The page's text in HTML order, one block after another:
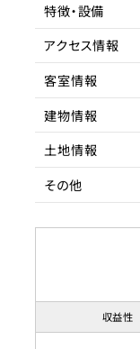
稼働率
サービス
特徴・設備
駅近
アクセス情報
所在地
アクセス
駅までの距離
客室情報
客室数
延床面積
収容人数
建物情報
建物構造
階数
築年数
土地情報
土地権利
土地面積
用途地域
駐車場
その他
賃貸借契約形態
賃料
収益性